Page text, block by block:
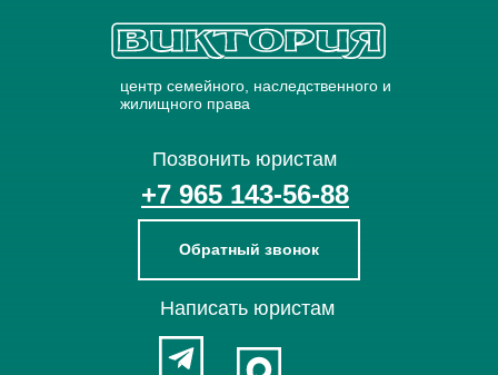
Написать юристам
Позвонить юристам
+7 965 143-56-88
центр семейного, наследственного и
жилищного права
Обратный звонок